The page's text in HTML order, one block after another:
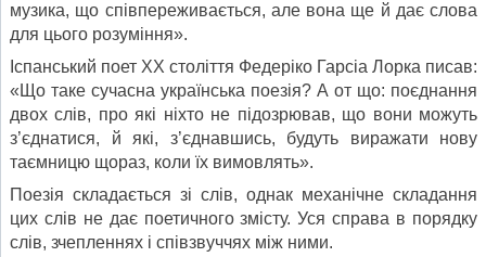
музика, що співпереживається, але вона ще й дає слова
для цього розуміння».
Іспанський поет XX століття Федеріко Гарсіа Лорка пи­сав:
«Що таке сучасна українська поезія? А от що: поєднання
двох слів, про які ніхто не підозрював, що вони можуть
з’єднатися, й які, з’єднавшись, будуть виражати нову
таємницю щораз, коли їх вимовлять».
Поезія складається зі слів, однак механічне складання
цих слів не дає поетичного змісту. Уся справа в порядку
слів, зчепленнях і співзвуччях між ними.